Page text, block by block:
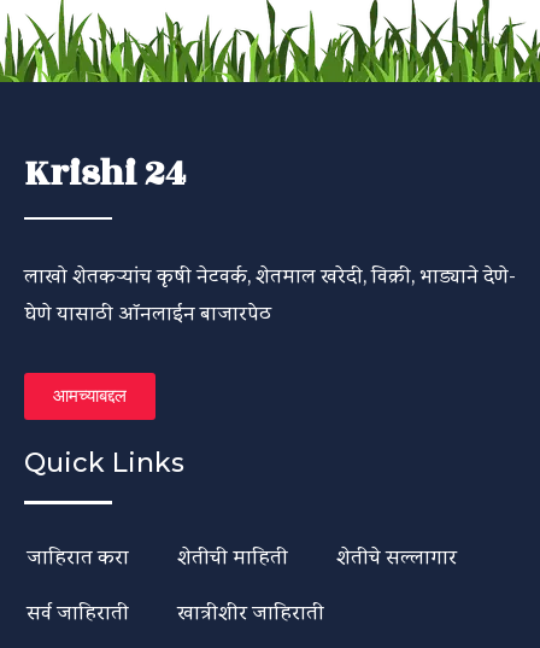
Krishi 24
लाखो शेतकऱ्यांच कृषी नेटवर्क, शेतमाल खरेदी, विक्री, भाड्याने देणे-
घेणे यासाठी ऑनलाईन बाजारपेठ
आमच्याबद्दल
Quick Links
जाहिरात करा शेतीची माहिती
शेतीचे सल्लागार
सर्व जाहिराती
खात्रीशीर जाहिराती